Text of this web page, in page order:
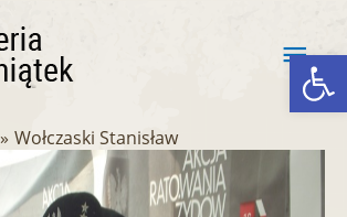
Wołczaski Stanisław